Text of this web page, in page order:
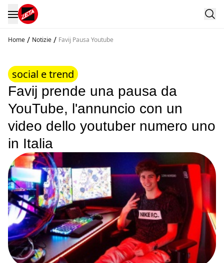
Home / Notizie / Favij Pausa Youtube
social e trend
Favij prende una pausa da
YouTube, l'annuncio con un
video dello youtuber numero uno
in Italia